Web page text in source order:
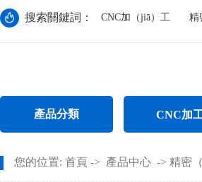
搜索關鍵詞： CNC加（jiā）工 精
產品分類 CNC加
您的位置: 首頁 -> 產品中心 -> 精密